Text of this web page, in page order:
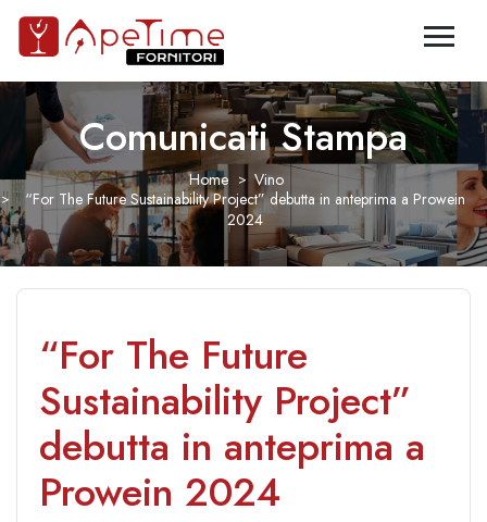
Comunicati Stampa
Home
Vino
“For The Future Sustainability Project” debutta in anteprima a Prowein
2024
“For The Future
Sustainability Project”
debutta in anteprima a
Prowein 2024